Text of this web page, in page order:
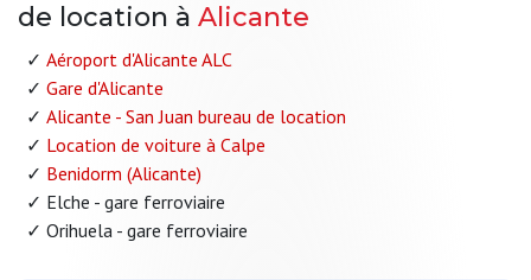
de location à Alicante
Aéroport d'Alicante ALC
Gare d'Alicante
Alicante - San Juan bureau de location
Location de voiture à Calpe
Benidorm (Alicante)
Elche - gare ferroviaire
Orihuela - gare ferroviaire